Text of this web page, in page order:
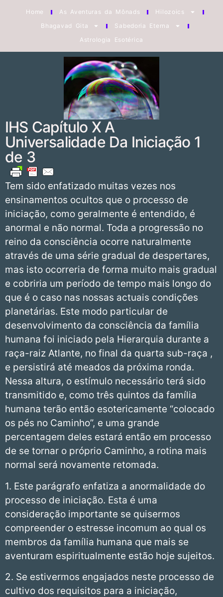
Home As Aventuras da Mônads
Hilozoics
Bhagavad Gita
Sabedoria Eterna
Astrologia Esotérica
IHS Capítulo X A
Universalidade Da Iniciação 1
de 3
Tem sido enfatizado muitas vezes nos
ensinamentos ocultos que o processo de
iniciação, como geralmente é entendido, é
anormal e não normal. Toda a progressão no
reino da consciência ocorre naturalmente
através de uma série gradual de despertares,
mas isto ocorreria de forma muito mais gradual
e cobriria um período de tempo mais longo do
que é o caso nas nossas actuais condições
planetárias. Este modo particular de
desenvolvimento da consciência da família
humana foi iniciado pela Hierarquia durante a
raça-raiz Atlante, no final da quarta sub-raça ,
e persistirá até meados da próxima ronda.
Nessa altura, o estímulo necessário terá sido
transmitido e, como três quintos da família
humana terão então esotericamente “colocado
os pés no Caminho”, e uma grande
percentagem deles estará então em processo
de se tornar o próprio Caminho, a rotina mais
normal será novamente retomada.
1. Este parágrafo enfatiza a anormalidade do
processo de iniciação. Esta é uma
consideração importante se quisermos
compreender o estresse incomum ao qual os
membros da família humana que mais se
aventuram espiritualmente estão hoje sujeitos.
2. Se estivermos engajados neste processo de
cultivo dos requisitos para a iniciação,